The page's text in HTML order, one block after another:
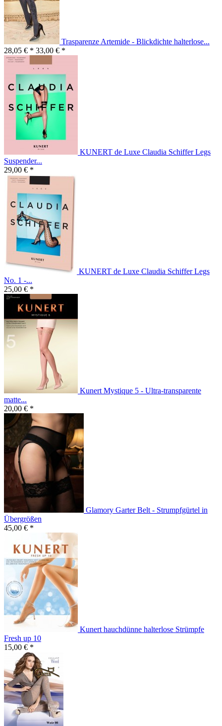
Trasparenze Artemide - Blickdichte halterlose...
28,05 € * 33,00 € *
KUNERT de Luxe Claudia Schiffer Legs
Suspender...
29,00 € *
KUNERT de Luxe Claudia Schiffer Legs
No. 1 -...
25,00 € *
Kunert Mystique 5 - Ultra-transparente
matte...
20,00 € *
Glamory Garter Belt - Strumpfgürtel in
Übergrößen
45,00 € *
Kunert hauchdünne halterlose Strümpfe
Fresh up 10
15,00 € *